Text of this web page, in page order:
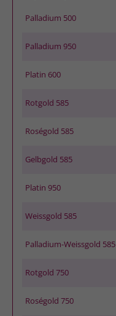
Palladium 500
Palladium 950
Platin 600
Rotgold 585
Roségold 585
Gelbgold 585
Platin 950
Weissgold 585
Palladium-Weissgold 585
Rotgold 750
Roségold 750